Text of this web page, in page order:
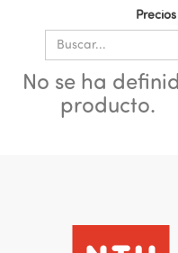
No se ha
producto.